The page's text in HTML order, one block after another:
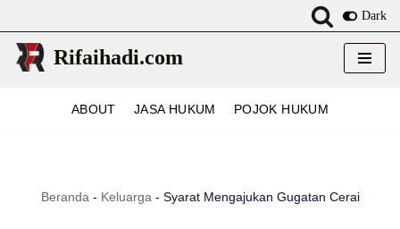
Lompat
ke
Dark
Rifaihadi.com
ABOUT JASA HUKUM POJOK HUKUM
Beranda - Keluarga - Syarat Mengajukan Gugatan Cerai